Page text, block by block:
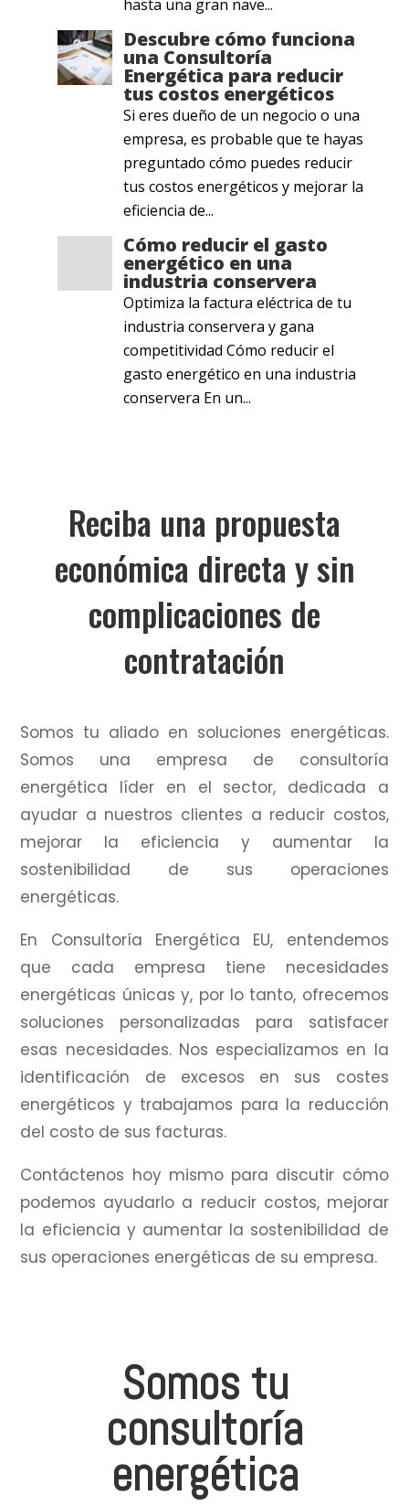
hasta una gran nave...
Descubre cómo funciona
una Consultoría
Energética para reducir
tus costos energéticos
Si eres dueño de un negocio o una
empresa, es probable que te hayas
preguntado cómo puedes reducir
tus costos energéticos y mejorar la
eficiencia de...
Cómo reducir el gasto
energético en una
industria conservera
Optimiza la factura eléctrica de tu
industria conservera y gana
competitividad Cómo reducir el
gasto energético en una industria
conservera En un...
Reciba una propuesta
económica directa y sin
complicaciones de
contratación
Somos tu aliado en soluciones energéticas.
Somos una empresa de consultoría
energética líder en el sector, dedicada a
ayudar a nuestros clientes a reducir costos,
mejorar la eficiencia y aumentar la
sostenibilidad de sus operaciones
energéticas.
En Consultoría Energética EU, entendemos
que cada empresa tiene necesidades
energéticas únicas y, por lo tanto, ofrecemos
soluciones personalizadas para satisfacer
esas necesidades. Nos especializamos en la
identificación de excesos en sus costes
energéticos y trabajamos para la reducción
del costo de sus facturas.
Contáctenos hoy mismo para discutir cómo
podemos ayudarlo a reducir costos, mejorar
la eficiencia y aumentar la sostenibilidad de
sus operaciones energéticas de su empresa.
Somos tu
consultoría
energética